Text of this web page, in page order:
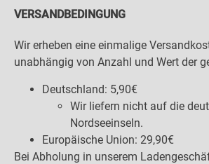
VERSANDBEDINGUNG
Wir erheben eine einmalige
unabhängig von Anzahl und Wert der
Deutschland: 5,90€
Wir liefern nicht auf die
Nordseeinseln.
Europäische Union: 29,90€
Bei Abholung in unserem